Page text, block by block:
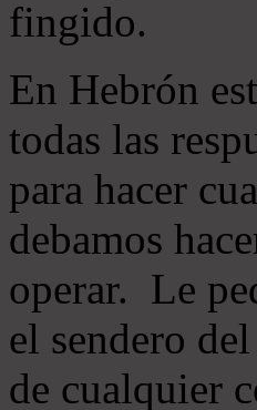
fingido.
En Hebrón
todas las
para hacer
debamos
operar. Le
el sendero
de cualquier